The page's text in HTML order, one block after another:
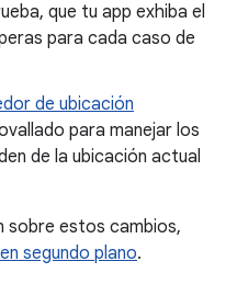
que tu app exhiba el
para cada caso de
de ubicación
para manejar los
de la ubicación actual
sobre estos cambios,
segundo plano.